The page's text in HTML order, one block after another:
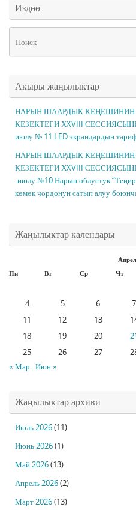
Издөө
Акыры жаңылыктар
НАРЫН ШААРДЫК
КЕЗЕКТЕГИ ХXVIII
июлу № 11 LED экрандардын
НАРЫН ШААРДЫК
КЕЗЕКТЕГИ ХXVIII
-июлу №10 Нарын облустук
көмөк чордонун сатып алуу
Жаңылыктар календары
Пн
Вт Ср Чт
4
5 6 7
11
12 13
18
19 20
25
26 27
« Мар Июн »
Жаңылыктар архиви
Июль 2026(11)
Июнь 2026(1)
Май 2026(13)
Апрель 2026(2)
Март 2026(13)